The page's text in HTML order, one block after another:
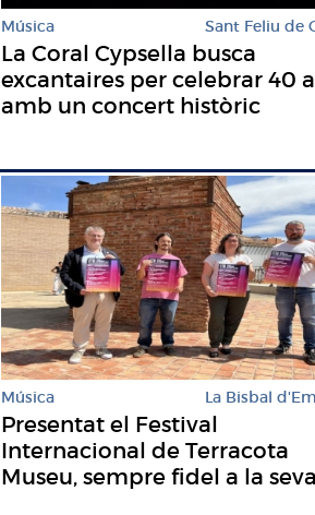
Música Sant Feliu de
La Coral Cypsella busca
excantaires per celebrar 40
amb un concert històric
Música La Bisbal
Presentat el Festival
Internacional de Terracota
Museu, sempre fidel a la seva